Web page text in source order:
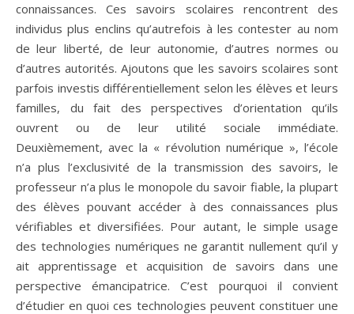
connaissances. Ces savoirs scolaires rencontrent des
individus plus enclins qu’autrefois à les contester au nom
de leur liberté, de leur autonomie, d’autres normes ou
d’autres autorités. Ajoutons que les savoirs scolaires sont
parfois investis différentiellement selon les élèves et leurs
familles, du fait des perspectives d’orientation qu’ils
ouvrent ou de leur utilité sociale immédiate.
Deuxièmement, avec la « révolution numérique », l’école
n’a plus l’exclusivité de la transmission des savoirs, le
professeur n’a plus le monopole du savoir fiable, la plupart
des élèves pouvant accéder à des connaissances plus
vérifiables et diversifiées. Pour autant, le simple usage
des technologies numériques ne garantit nullement qu’il y
ait apprentissage et acquisition de savoirs dans une
perspective émancipatrice. C’est pourquoi il convient
d’étudier en quoi ces technologies peuvent constituer une